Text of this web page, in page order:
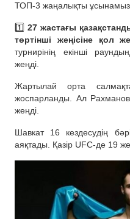
ТОП-3 жаңалықты
1️⃣ 27 жастағы
төртінші жеңісіне қол
турнирінің екінші
жеңді.
Жартылай орта
жоспарланды. Ал Рахманов
жеңді.
Шавкат 16 кездесудің
аяқтады. Қазір UFC-де 19